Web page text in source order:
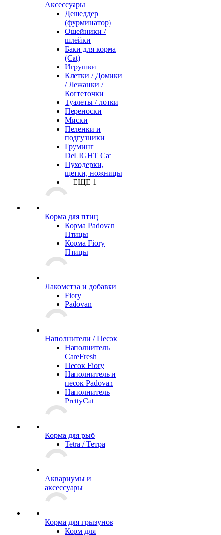
Аксессуары
Дешеддер
(фурминатор)
Ошейники /
шлейки
Баки для корма
(Cat)
Игрушки
Клетки / Домики
/ Лежанки /
Когтеточки
Туалеты / лотки
Переноски
Миски
Пеленки и
подгузники
Груминг
DeLIGHT Cat
Пуходерки,
щетки, ножницы
+ ЕЩЕ 1
Корма для птиц
Корма Padovan
Птицы
Корма Fiory
Птицы
Лакомства и добавки
Fiory
Padovan
Наполнители / Песок
Наполнитель
CareFresh
Песок Fiory
Наполнитель и
песок Padovan
Наполнитель
PrettyCat
Корма для рыб
Tetra / Тетра
Аквариумы и
аксессуары
Корма для грызунов
Корм для